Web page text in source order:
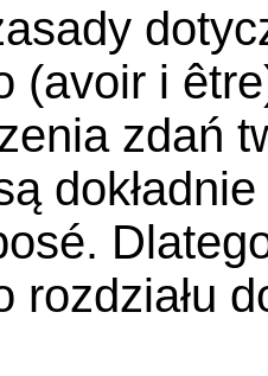
(avoir i
zdań
rozdziału